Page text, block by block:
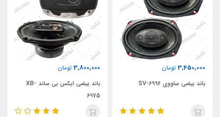
3,450,000 تومان
باند بیضی ساووی SV-6996
3,800,000 تومان
باند بیضی ایکس بی ساند XB-
6975